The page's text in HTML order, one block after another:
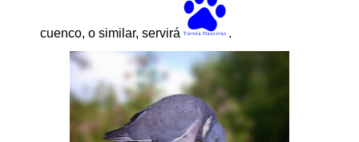
cuenco, o similar, servirá .